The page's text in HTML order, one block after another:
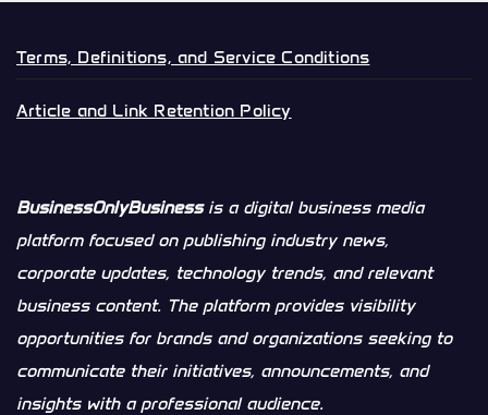
Terms, Definitions, and Service Conditions
Article and Link Retention Policy
BusinessOnlyBusinessis a digital business media
platform focused on publishing industry news,
corporate updates, technology trends, and relevant
business content. The platform provides visibility
opportunities for brands and organizations seeking to
communicate their initiatives, announcements, and
insights with a professional audience.